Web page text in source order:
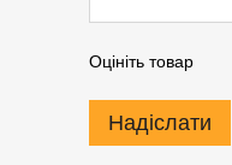
Оцініть товар
Надіслати